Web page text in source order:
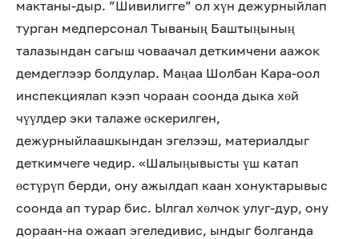
мактаны-дыр. ”Шивилигге” ол хүн дежурныйлап
турган медперсонал Тываның Баштыңының
талазындан сагыш човаачал деткимчени аажок
демдеглээр болдулар. Маңаа Шолбан Кара-оол
инспекциялап кээп чораан соонда дыка хөй
чүүлдер эки талаже өскерилген,
дежурныйлаашкындан эгелээш, материалдыг
деткимчеге чедир. «Шалыңывысты үш катап
өстүрүп берди, ону ажылдап каан хонуктарывыс
соонда ап турар бис. Ылгал хөлчок улуг-дур, ону
дораан-на ожаап эгеледивис, ындыг болганда